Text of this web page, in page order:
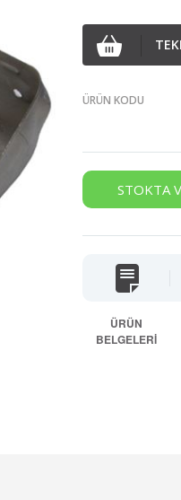
ÜRÜN KODU
STOKTA
ÜRÜN
BELGELERİ